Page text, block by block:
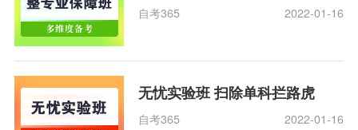
自考365 2022-01-16
无忧实验班 扫除单科拦路虎
自考365 2022-01-16